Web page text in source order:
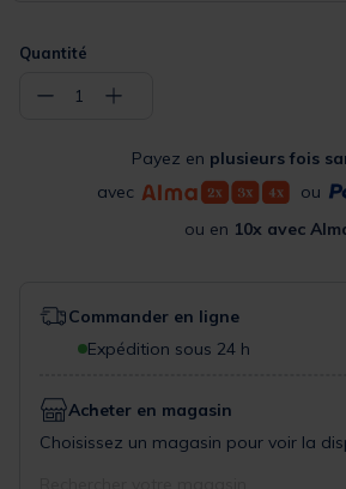
Quantité
− 1 +
Payez en plusieurs fois
avec
ou
ou en 10x avec
Commander en ligne
Expédition sous 24 h
Acheter en magasin
Choisissez un magasin pour voir la